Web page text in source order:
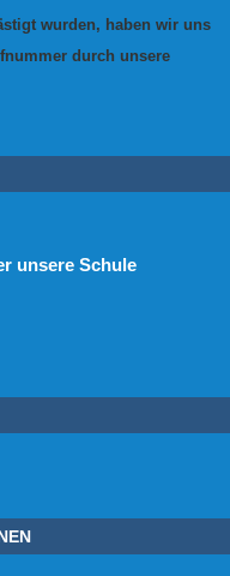
wurden, haben wir uns
durch unsere
unsere Schule